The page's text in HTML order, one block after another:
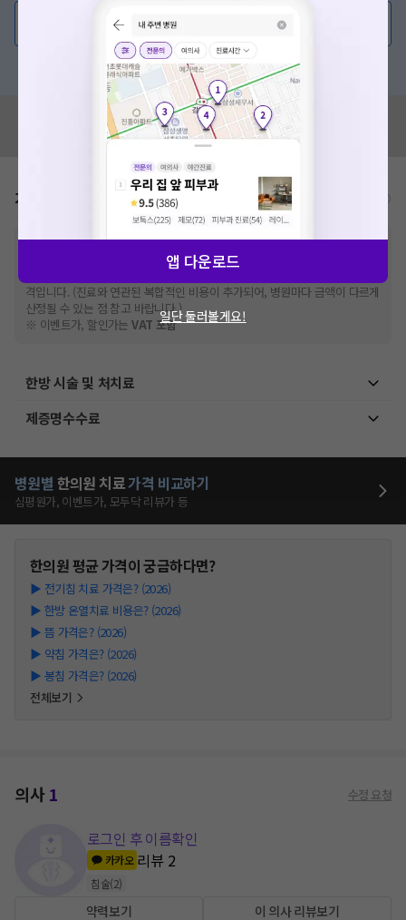
💬 무엇이든 물어보세요
혹은, 의료상담 서비스에 다양한 게시글 보러가기
혹시 잘못된 병원정보가 있나요?
모두닥 팀에 알려주세요!
가격표 비급여/급여 진료란?
※비급여 항목의 경우,추가비용 등으로 실제 가격과 상이할 수 있으니, 정확
한 가격은 해당 의료기관에 직접 문의해주세요.
건강보험심사평가원
격입니다. (진료와 연관된 복합적인 비용이 추가되어, 병원마다 금액이 다르게
산정될 수 있는 점 참고 바랍니다.)
※ 이벤트가, 할인가는VAT 포함
한방 시술 및 처치료
제증명수수료
병원별 한의원 치료가격 비교하기
심평원가, 이벤트가, 모두닥 리뷰가 등
한의원평균 가격이 궁금하다면?
▶ 전기침 치료 가격은? (2026)
▶ 한방 온열치료 비용은? (2026)
▶ 뜸 가격은? (2026)
▶ 약침 가격은? (2026)
▶ 봉침 가격은? (2026)
전체보기
의사1 수정 요청
로그인 후 이름확인
카카오 리뷰 2
침술(2)
약력보기 이 의사 리뷰보기
앱 다운로드
일단 둘러볼게요!